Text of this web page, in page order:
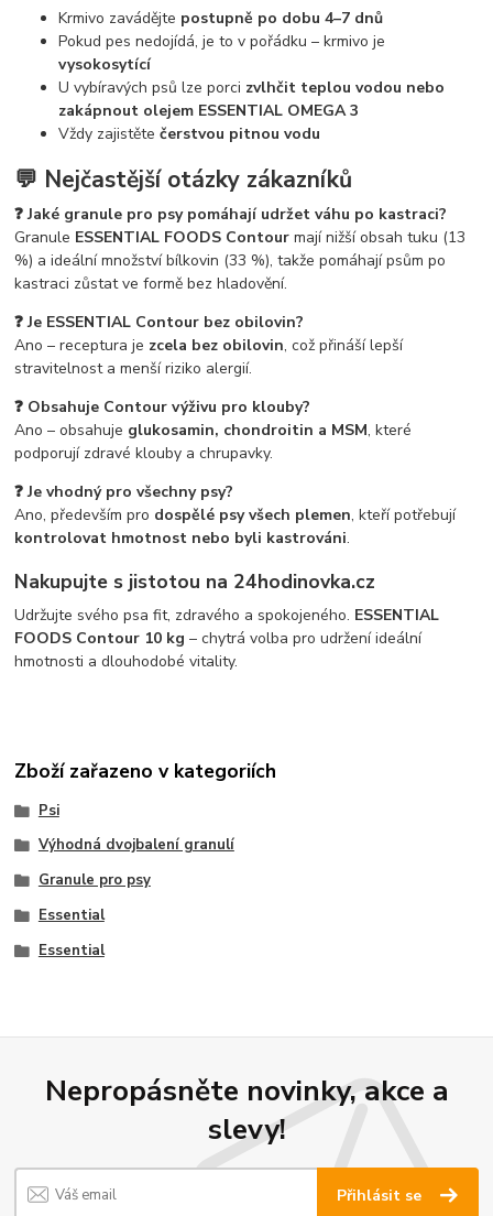
Krmivo zavádějte postupně po dobu 4–7 dnů
Pokud pes nedojídá, je to v pořádku – krmivo je
vysokosytící
U vybíravých psů lze porci zvlhčit teplou vodou nebo
zakápnout olejem ESSENTIAL OMEGA 3
Vždy zajistětečerstvou pitnou vodu
💬 Nejčastější otázky zákazníků
❓ Jaké granule pro psy pomáhají udržet váhu po kastraci?
Granule ESSENTIAL FOODS Contour mají nižší obsah tuku (13
%) a ideální množství bílkovin (33 %), takže pomáhají psům po
kastraci zůstat ve formě bez hladovění.
❓ Je ESSENTIAL Contour bez obilovin?
Ano – receptura je zcela bez obilovin, což přináší lepší
stravitelnost a menší riziko alergií.
❓ Obsahuje Contour výživu pro klouby?
Ano – obsahuje glukosamin, chondroitin a MSM, které
podporují zdravé klouby a chrupavky.
❓ Je vhodný pro všechny psy?
Ano, především pro dospělé psy všech plemen, kteří potřebují
kontrolovat hmotnost nebo byli kastrováni.
Nakupujte s jistotou na 24hodinovka.cz
Udržujte svého psa fit, zdravého a spokojeného. ESSENTIAL
FOODS Contour 10 kg – chytrá volba pro udržení ideální
hmotnosti a dlouhodobé vitality.
Zboží zařazeno v kategoriích
Psi
Výhodná dvojbalení granulí
Granule pro psy
Essential
Essential
Nepropásněte novinky, akce a
slevy!
Přihlásit se